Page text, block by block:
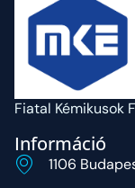
Fiatal Kémikusok
Információ
1106